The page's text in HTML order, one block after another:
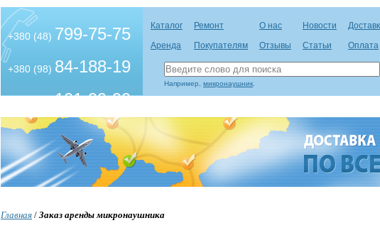
+380 (48) 799-75-75
+380 (98) 84-188-19
101-99-99
Каталог
Аренда
Ремонт
Покупателям
О нас
Отзывы
Новости
Статьи
Оплата
Например, микронаушник
Главная / Заказ аренды микронаушника